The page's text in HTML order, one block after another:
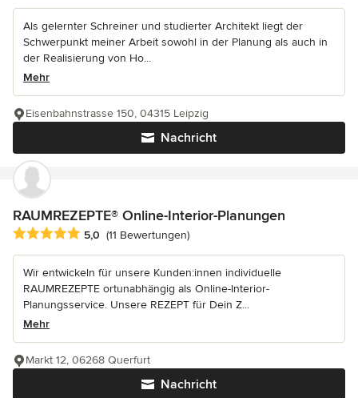
Als gelernter Schreiner und studierter Architekt liegt der
Schwerpunkt meiner Arbeit sowohl in der Planung als auch in
der Realisierung von Ho...
Mehr
Nachricht
Eisenbahnstrasse 150, 04315 Leipzig
RAUMREZEPTE® Online-Interior-Planungen
Durchschnittliche Bewertung: 5 von 5 Sternen
5,0 (11 Bewertungen)
Wir entwickeln für unsere Kunden:innen individuelle
RAUMREZEPTE ortunabhängig als Online-Interior-
Planungsservice. Unsere REZEPT für Dein Z...
Mehr
Nachricht
Markt 12, 06268 Querfurt